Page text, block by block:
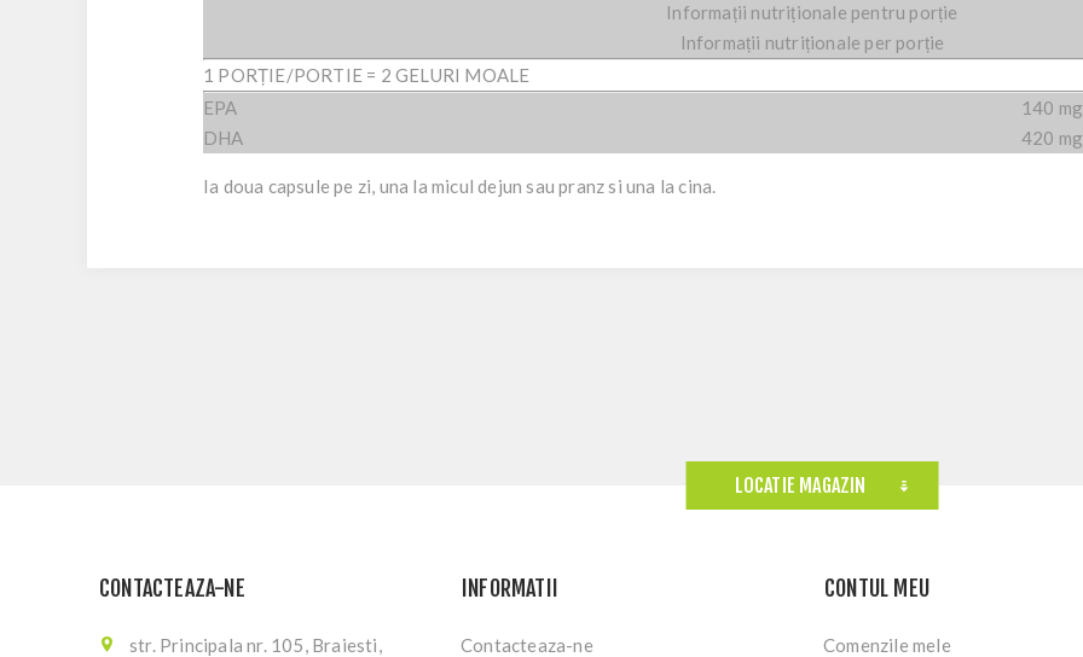
Informații nutriționale pentru porție
Informații nutriționale per porție
1 PORȚIE/PORTIE = 2 GELURI MOALE
EPA
140 mg
DHA
420 mg
Ia doua capsule pe zi, una la micul dejun sau pranz si una la cina.
LOCATIE MAGAZIN
CONTACTEAZA-NE
str. Principala nr. 105, Braiesti,
INFORMATII
Contacteaza-ne
CONTUL MEU
Comenzile mele